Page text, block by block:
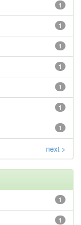
1
1
1
1
1
1
1
next >
1
1